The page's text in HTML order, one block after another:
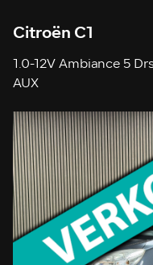
Citroën C1
1.0-12V Ambiance 5
AUX